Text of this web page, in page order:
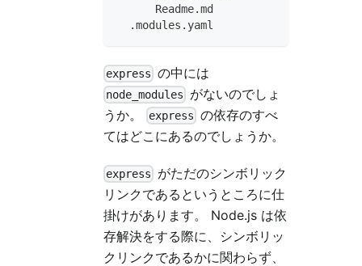
      Readme.md
  .modules.yaml
express の中には
node_modules
がないのでしょ
うか。
express の依存のすべ
てはどこにあるのでしょうか。
express
がただのシンボリック
リンクであるというところに仕
掛けがあります。 Node.js は依
存解決をする際に、シンボリッ
クリンクであるかに関わらず、